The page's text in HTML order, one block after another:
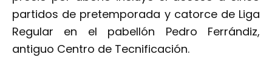
partidos de pretemporada y catorce de Liga
Regular en el pabellón Pedro Ferrándiz,
antiguo Centro de Tecnificación.